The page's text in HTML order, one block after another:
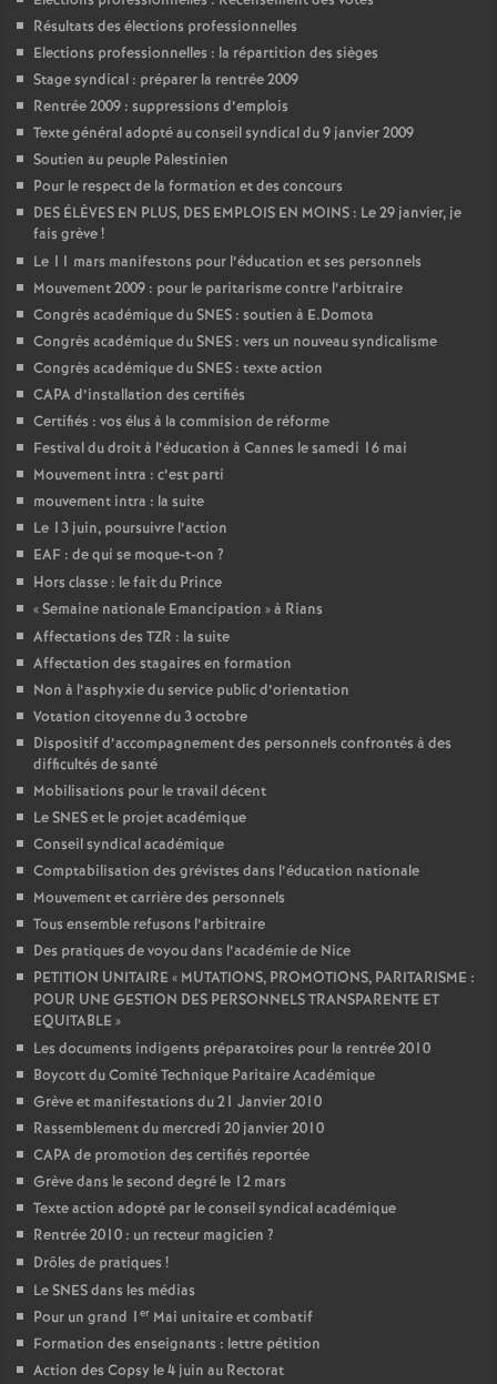
Résultats des élections professionnelles
Elections professionnelles : la répartition des sièges
Stage syndical : préparer la rentrée 2009
Rentrée 2009 : suppressions d’emplois
Texte général adopté au conseil syndical du 9 janvier 2009
Soutien au peuple Palestinien
Pour le respect de la formation et des concours
DES ÉLÈVES EN PLUS, DES EMPLOIS EN MOINS : Le 29 janvier, je
fais grève!
Le 11 mars manifestons pour l’éducation et ses personnels
Mouvement 2009 : pour le paritarisme contre l’arbitraire
Congrès académique du SNES : soutien à E.Domota
Congrès académique du SNES : vers un nouveau syndicalisme
Congrès académique du SNES : texte action
CAPA d’installation des certifiés
Certifiés : vos élus à la commision de réforme
Festival du droit à l’éducation à Cannes le samedi 16 mai
Mouvement intra : c’est parti
mouvement intra : la suite
Le 13 juin, poursuivre l’action
EAF : de qui se moque-t-on ?
Hors classe : le fait du Prince
«Semaine nationale Emancipation » à Rians
Affectations des TZR : la suite
Affectation des stagaires en formation
Non à l’asphyxie du service public d’orientation
Votation citoyenne du 3 octobre
Dispositif d’accompagnement des personnels confrontés à des
difficultés de santé
Mobilisations pour le travail décent
Le SNES et le projet académique
Conseil syndical académique
Comptabilisation des grévistes dans l’éducation nationale
Mouvement et carrière des personnels
Tous ensemble refusons l’arbitraire
Des pratiques de voyou dans l’académie de Nice
PETITION UNITAIRE « MUTATIONS, PROMOTIONS, PARITARISME :
POUR UNE GESTION DES PERSONNELS TRANSPARENTE ET
EQUITABLE »
Les documents indigents préparatoires pour la rentrée 2010
Boycott du Comité Technique Paritaire Académique
Grève et manifestations du 21 Janvier 2010
Rassemblement du mercredi 20 janvier 2010
CAPA de promotion des certifiés reportée
Grève dans le second degré le 12 mars
Texte action adopté par le conseil syndical académique
Rentrée 2010 : un recteur magicien ?
Drôles de pratiques !
Le SNES dans les médias
Pour un grand 1 er Mai unitaire et combatif
Formation des enseignants : lettre pétition
Action des Copsy le 4 juin au Rectorat